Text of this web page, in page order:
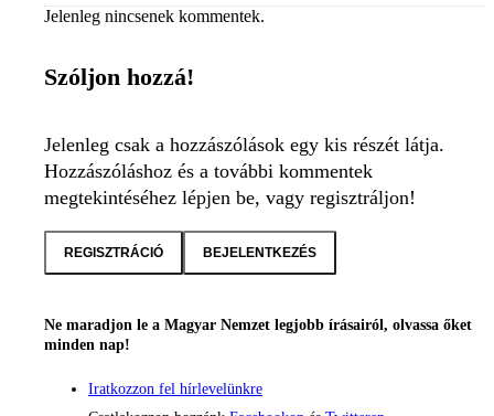
Jelenleg nincsenek kommentek.
Szóljon hozzá!
Jelenleg csak a hozzászólások egy kis részét látja.
Hozzászóláshoz és a további kommentek
megtekintéséhez lépjen be, vagy regisztráljon!
REGISZTRÁCIÓ BEJELENTKEZÉS
Ne maradjon le a Magyar Nemzet legjobb írásairól, olvassa őket
minden nap!
Iratkozzon fel hírlevelünkre